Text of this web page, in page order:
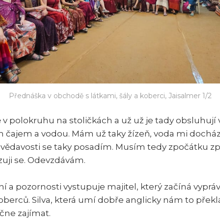
Přednáška v obchodě s látkami, šály a koberci, Jaisalmer 1/2
v polokruhu na stoličkách a už už je tady obsluhují
čajem a vodou. Mám už taky žízeň, voda mi
se taky posadím. Musím tedy zpočátku
se. Odevzdávám.
a pozornosti vystupuje majitel, který začíná
Silva, která umí dobře anglicky nám to
zajímat.